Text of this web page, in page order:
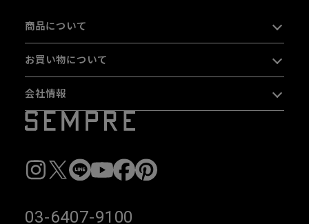
商品について
お買い物について
会社情報
03-6407-9100